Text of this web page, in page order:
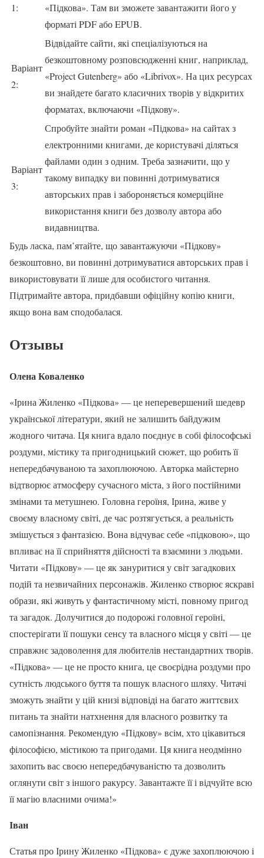
1:
«Підкова». Там ви зможете завантажити його у
форматі PDF або EPUB.
Варіант
2:
Відвідайте сайти, які спеціалізуються на
безкоштовному розповсюдженні книг, наприклад,
«Project Gutenberg» або «Librivox». На цих ресурсах
ви знайдете багато класичних творів у відкритих
форматах, включаючи «Підкову».
Варіант
3:
Спробуйте знайти роман «Підкова» на сайтах з
електронними книгами, де користувачі діляться
файлами один з одним. Треба зазначити, що у
такому випадку ви повинні дотримуватися
авторських прав і забороняється комерційне
використання книги без дозволу автора або
видавництва.
Будь ласка, пам’ятайте, що завантажуючи «Підкову»
безкоштовно, ви повинні дотримуватися авторських прав і
використовувати її лише для особистого читання.
Підтримайте автора, придбавши офіційну копію книги,
якщо вона вам сподобалася.
Отзывы
Олена Коваленко
«Ірина Жиленко «Підкова» — це неперевершений шедевр
української літератури, який не залишить байдужим
жодного читача. Ця книга вдало поєднує в собі філософські
роздуми, містику та пригодницький сюжет, що робить її
непередбачуваною та захоплюючою. Авторка майстерно
відтворює атмосферу сучасного міста, з його постійними
змінами та метушнею. Головна героїня, Ірина, живе у
своєму власному світі, де час розтягується, а реальність
змішується з фантазією. Вона відчуває себе «підковою», що
впливає на її сприйняття дійсності та взаємини з людьми.
Читати «Підкову» — це як зануритися у світ загадкових
подій та незвичайних персонажів. Жиленко створює яскраві
образи, які живуть у фантастичному місті, повному пригод
та загадок. Долучитися до подорожі головної героїні,
спостерігати її пошуки сенсу та власного місця у світі — це
справжнє задоволення для любителів нестандартних творів.
«Підкова» — це не просто книга, це своєрідна роздуми про
сутність людського буття та пошук власного шляху. Читачі
зможуть знайти у цій книзі відповіді на багато життєвих
питань та знайти натхнення для власного розвитку та
самопізнання. Рекомендую «Підкову» всім, хто цікавиться
філософією, містикою та пригодами. Ця книга неодмінно
захопить вас своєю непередбачуваністю та дозволить
оглянути світ з іншого ракурсу. Завантажте її і відчуйте всю
її магію власними очима!»
Іван
Статья про Ірину Жиленко «Підкова» є дуже захоплюючою і